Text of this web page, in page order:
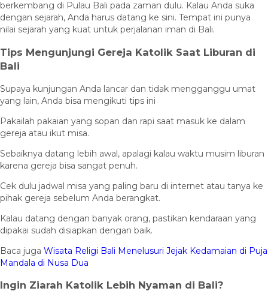
berkembang di Pulau Bali pada zaman dulu. Kalau Anda suka
dengan sejarah, Anda harus datang ke sini. Tempat ini punya
nilai sejarah yang kuat untuk perjalanan iman di Bali.
Tips Mengunjungi Gereja Katolik Saat Liburan di
Bali
Supaya kunjungan Anda lancar dan tidak mengganggu umat
yang lain, Anda bisa mengikuti tips ini
Pakailah pakaian yang sopan dan rapi saat masuk ke dalam
gereja atau ikut misa.
Sebaiknya datang lebih awal, apalagi kalau waktu musim liburan
karena gereja bisa sangat penuh.
Cek dulu jadwal misa yang paling baru di internet atau tanya ke
pihak gereja sebelum Anda berangkat.
Kalau datang dengan banyak orang, pastikan kendaraan yang
dipakai sudah disiapkan dengan baik.
Baca juga Wisata Religi Bali Menelusuri Jejak Kedamaian di Puja
Mandala di Nusa Dua
Ingin Ziarah Katolik Lebih Nyaman di Bali?